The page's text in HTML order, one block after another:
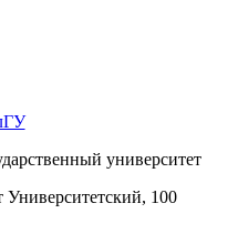
университет
Университетский, 100